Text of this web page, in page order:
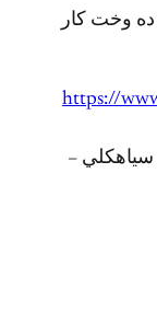
ده وخت کار
https://
–